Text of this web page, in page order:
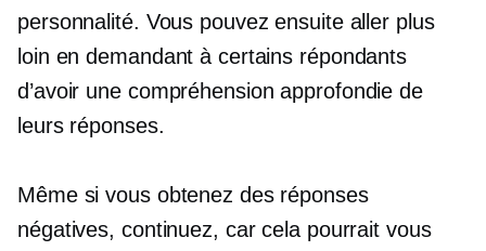
personnalité. Vous pouvez ensuite aller plus
loin en demandant à certains répondants
d’avoir une compréhension approfondie de
leurs réponses.
Même si vous obtenez des réponses
négatives, continuez, car cela pourrait vous